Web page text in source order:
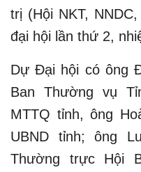
trị (Hội NKT,
đại hội lần thứ 2,
Dự Đại hội có ông
Ban Thường vụ
MTTQ tỉnh, ông
UBND tỉnh; ông
Thường trực Hội